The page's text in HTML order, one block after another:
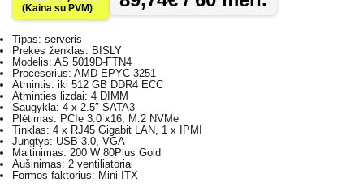
(Kaina su PVM)
Tipas: serveris
Prekės ženklas: BISLY
Modelis: AS 5019D-FTN4
Procesorius: AMD EPYC 3251
Atmintis: iki 512 GB DDR4 ECC
Atminties lizdai: 4 DIMM
Saugykla: 4 x 2.5″ SATA3
Plėtimas: PCIe 3.0 x16, M.2 NVMe
Tinklas: 4 x RJ45 Gigabit LAN, 1 x IPMI
Jungtys: USB 3.0, VGA
Maitinimas: 200 W 80Plus Gold
Aušinimas: 2 ventiliatoriai
Formos faktorius: Mini-ITX